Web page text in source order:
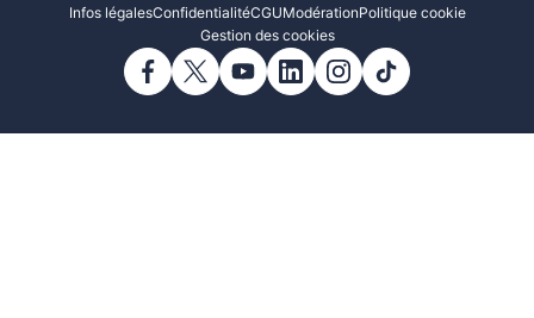
Infos légalesConfidentialitéCGUModérationPolitique cookie
Gestion des cookies